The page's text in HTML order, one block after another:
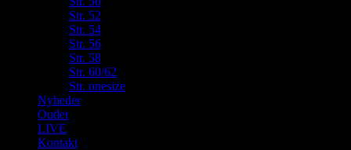
Str. 52
Str. 54
Str. 56
Str. 58
Str. 60/62
Str. onesize
Nyheder
Outlet
LIVE
Kontakt